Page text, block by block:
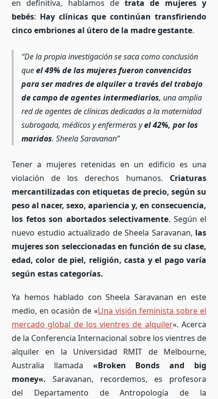
en definitiva, hablamos detrata de mujeres y
bebés: Hay clínicas que continúan transfiriendo
cinco embriones al útero de la madre gestante.
De la propia investigación se saca como conclusión
queel 49% de las mujeres fueron convencidas
para ser madres de alquiler a través del trabajo
de campo de agentes intermediarios, una amplia
red de agentes de clínicas dedicadas a la maternidad
subrogada, médicos y enfermeras yel 42%, por los
maridos. Sheela Saravanan
Tener a mujeres retenidas en un edificio es una
violación de los derechos humanos. Criaturas
mercantilizadas con etiquetas de precio, según su
peso al nacer, sexo, apariencia y, en consecuencia,
los fetos son abortados selectivamente. Según el
nuevo estudio actualizado de Sheela Saravanan, las
mujeres son seleccionadas en función de su clase,
edad, color de piel, religión, casta y el pago varía
según estas categorías.
Ya hemos hablado con Sheela Saravanan en este
medio, en ocasión de «Una visión feminista sobre el
mercado global de los vientres de alquiler«. Acerca
de la Conferencia Internacional sobre los vientres de
alquiler en la Universidad RMIT de Melbourne,
Australia llamada «Broken Bonds and big
money«. Saravanan, recordemos, es profesora
del Departamento de Antropología de la